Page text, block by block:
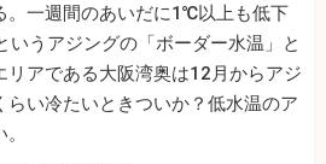
。一週間のあいだに1℃以上も低下
うアジングの「ボーダー水温」と
リアである大阪湾奥は12月からアジ
らい冷たいときついか？低水温のア